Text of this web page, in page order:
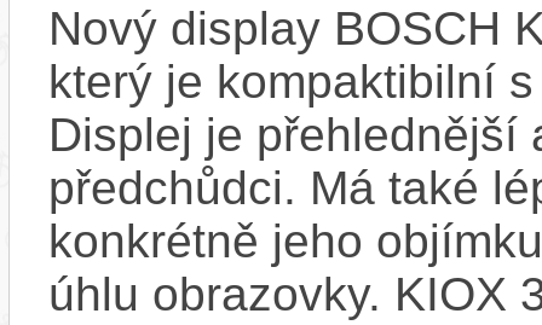
Nový display BOSCH
který je kompaktibilní
Displej je přehlednější
předchůdci. Má také
konkrétně jeho
úhlu obrazovky. KIOX